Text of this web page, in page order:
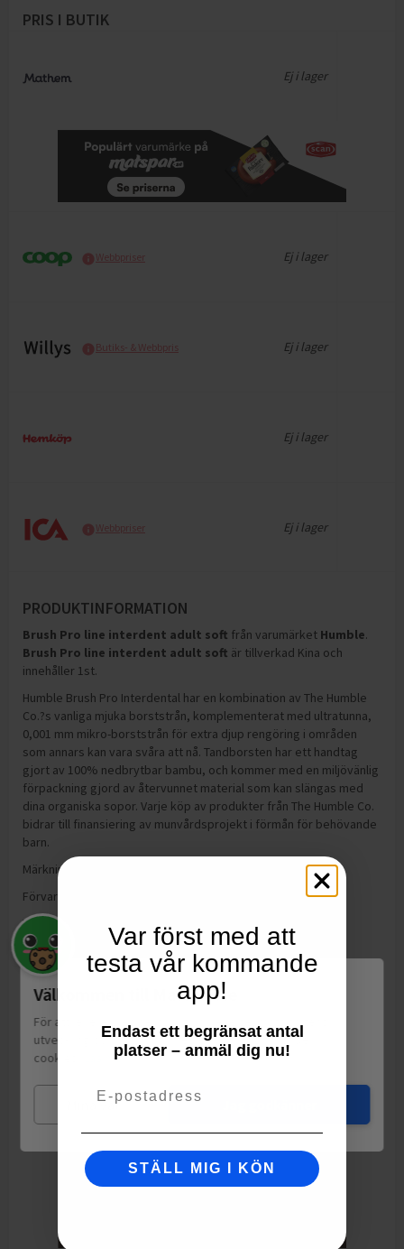
PRIS I BUTIK
Ej i lager
Webbpriser Ej i lager
Butiks- & Webbpris Ej i lager
Ej i lager
Webbpriser Ej i lager
PRODUKTINFORMATION
Brush Pro line interdent adult soft från varumärket Humble.
Brush Pro line interdent adult soft är tillverkad Kina och
innehåller 1st.
Humble Brush Pro Interdental har en kombination av The Humble
Co.?s vanliga mjuka borststrån, komplementerat med ultratunna,
0,001 mm mikro-borststrån för extra djup rengöring i områden
som annars kan vara svåra att nå. Tandborsten har ett handtag
gjort av 100% nedbrytbar bambu, och kommer med en miljövänlig
förpackning gjord av återvunnet material som kan slängas med
dina organiska sopor. Varje köp av produkter från The Humble Co.
bidrar till finansiering av munvårdsprojekt i förmån för behövande
barn.
Märkningar:
Förvaring:
Tillverkning:
Kina
Välkommen till Matspar.se
För att leverera en personlig upplevelse, mäta sajtens
utveckling och ha sociala medier-koppling använder vi
cookies.
Läs mer
Mina val
Var först med att
testa vår kommande
app!
Endast ett begränsat antal
platser – anmäl dig nu!
STÄLL MIG I KÖN